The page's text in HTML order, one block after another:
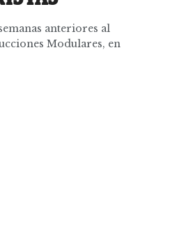
anteriores al
Modulares, en